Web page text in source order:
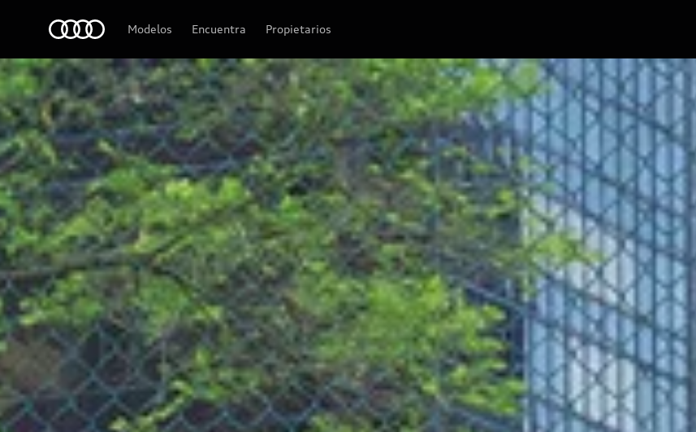
Modelos Encuentra Propietarios